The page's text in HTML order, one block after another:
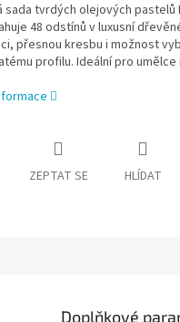
tvrdých olejových pastelů
48 odstínů v luxusní
přesnou kresbu i možnost
profilu. Ideální pro
ZEPTAT SE HLÍDAT
Doplňkové